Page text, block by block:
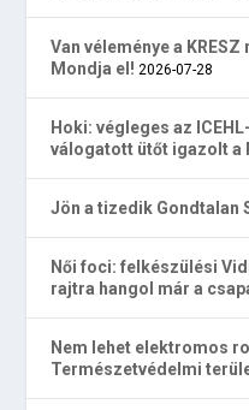
Van véleménye a
Mondja el! 2026-07-28
Hoki: végleges az
válogatott ütőt igazolt a
Jön a tizedik Gondtalan
Női foci: felkészülési
rajtra hangol már a
Nem lehet elektromos
Természetvédelmi